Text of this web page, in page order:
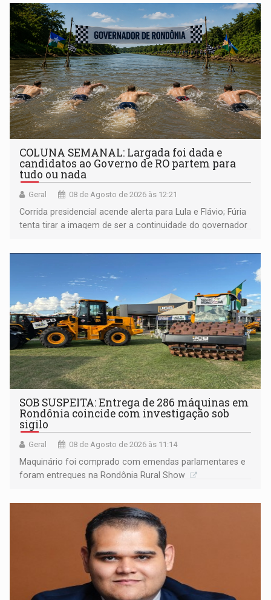
COLUNA SEMANAL: Largada foi dada e
candidatos ao Governo de RO partem para
tudo ou nada
Geral 08 de Agosto de 2026 às 12:21
Corrida presidencial acende alerta para Lula e Flávio; Fúria
tenta tirar a imagem de ser a continuidade do governador
não ter entrado no modo eleição; ABAV faz evento em
SOB SUSPEITA: Entrega de 286 máquinas em
Rondônia coincide com investigação sob
sigilo
Geral 08 de Agosto de 2026 às 11:14
Maquinário foi comprado com emendas parlamentares e
foram entregues na Rondônia Rural Show